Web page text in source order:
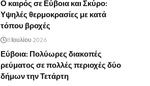
Ο καιρός σε Εύβοια και Σκύρο:
Υψηλές θερμοκρασίες με κατά
τόπου βροχές
8 Ιουλίου 2026
Εύβοια: Πολύωρες διακοπές
ρεύματος σε πολλές περιοχές δύο
δήμων την Τετάρτη